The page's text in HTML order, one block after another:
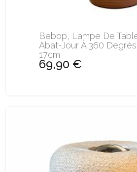
Bebop, Lampe De
Abat-Jour À 360
17cm
69,90 €